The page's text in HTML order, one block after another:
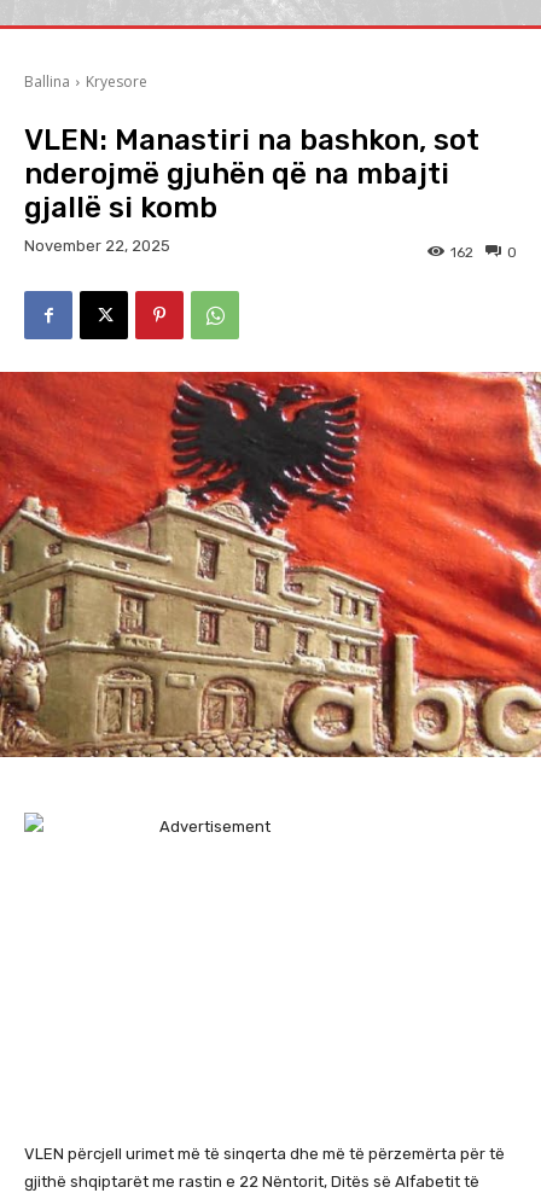
Ballina Kryesore
VLEN: Manastiri na bashkon, sot
nderojmë gjuhën që na mbajti
gjallë si komb
November 22, 2025 0
162
VLEN përcjell urimet më të sinqerta dhe më të përzemërta për të
gjithë shqiptarët me rastin e 22 Nëntorit, Ditës së Alfabetit të